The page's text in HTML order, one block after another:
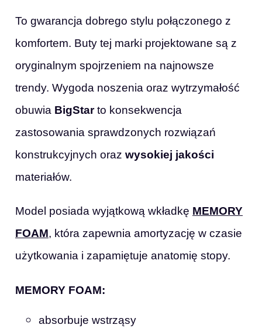
To gwarancja dobrego stylu połączonego z
komfortem. Buty tej marki projektowane są z
oryginalnym spojrzeniem na najnowsze
trendy. Wygoda noszenia oraz wytrzymałość
obuwia BigStarto konsekwencja
zastosowania sprawdzonych rozwiązań
konstrukcyjnych oraz wysokiej jakości
materiałów.
Model posiada wyjątkową wkładkę MEMORY
FOAM, która zapewnia amortyzację w czasie
użytkowania i zapamiętuje anatomię stopy.
MEMORY FOAM:
absorbuje wstrząsy